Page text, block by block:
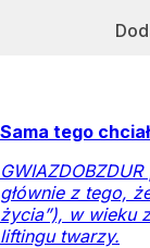
Sama tego
głównie z tego,
życia”), w wieku
liftingu twarzy.